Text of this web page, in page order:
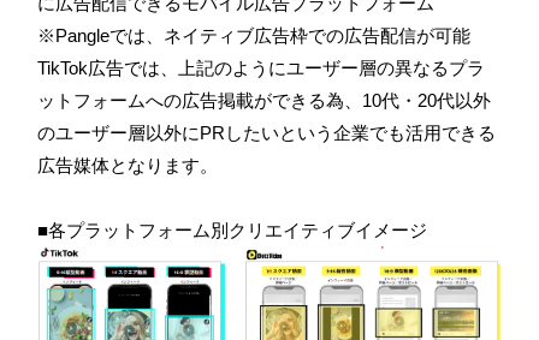
※Pangleでは、ネイティブ広告枠での広告配信が可能
TikTok広告では、上記のようにユーザー層の異なるプラ
ットフォームへの広告掲載ができる為、10代・20代以外
のユーザー層以外にPRしたいという企業でも活用できる
広告媒体となります。
■各プラットフォーム別クリエイティブイメージ